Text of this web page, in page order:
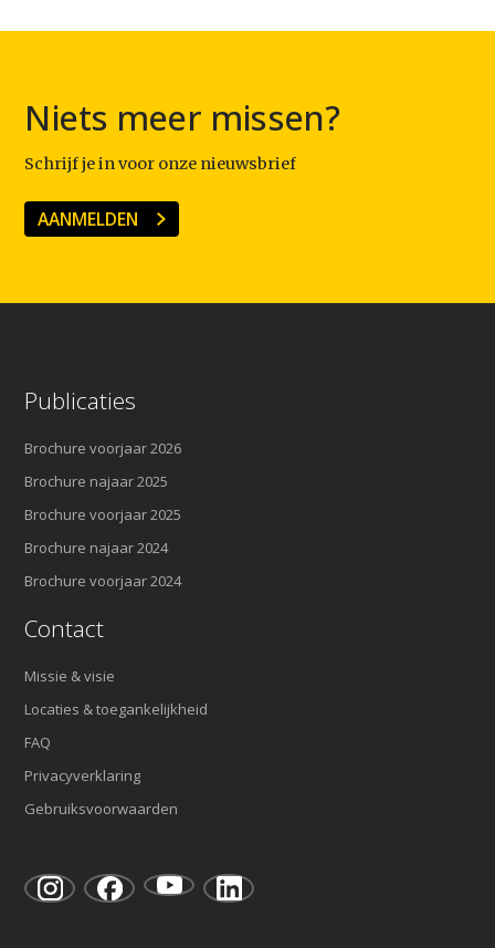
Niets meer missen?
Schrijf je in voor onze nieuwsbrief
AANMELDEN
Publicaties
Brochure voorjaar 2026
Brochure najaar 2025
Brochure voorjaar 2025
Brochure najaar 2024
Brochure voorjaar 2024
Contact
Missie & visie
Locaties & toegankelijkheid
FAQ
Privacyverklaring
Gebruiksvoorwaarden